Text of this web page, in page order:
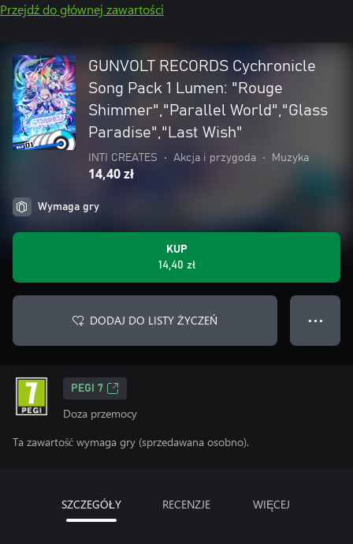
Przejdź do głównej zawartości
GUNVOLT RECORDS Cychronicle
Song Pack 1 Lumen: "Rouge
Shimmer","Parallel World","Glass
Paradise","Last Wish"
INTI CREATES • Akcja i przygoda • Muzyka
14,40 zł
Wymaga gry
KUP
14,40 zł
DODAJ DO LISTY ŻYCZEŃ ● ● ●
PEGI 7
Doza przemocy
Ta zawartość wymaga gry (sprzedawana osobno).
SZCZEGÓŁY RECENZJE WIĘCEJ